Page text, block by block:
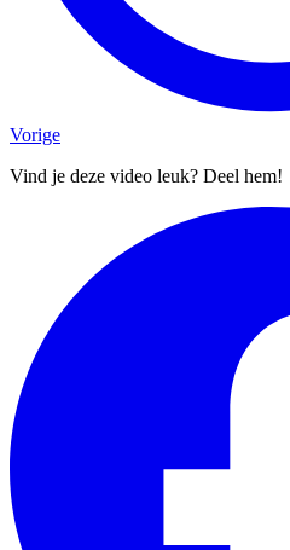
Vorige
Vind je deze video leuk? Deel hem!